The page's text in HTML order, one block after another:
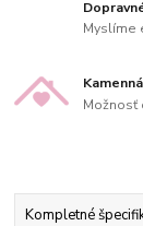
Myslíme
Možnosť
Kompletné